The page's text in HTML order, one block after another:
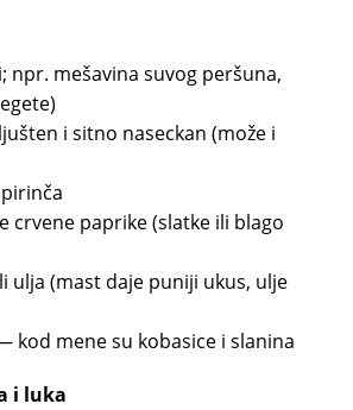
npr. mešavina suvog peršuna,
i sitno naseckan (može i
crvene paprike (slatke ili blago
ulja (mast daje puniji ukus, ulje
kod mene su kobasice i slanina
i luka